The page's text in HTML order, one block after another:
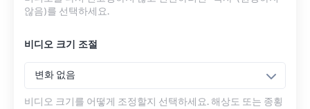
않음)를 선택하세요.
비디오 크기 조절
변화 없음
비디오 크기를 어떻게 조정할지 선택하세요. 해상도 또는 종횡